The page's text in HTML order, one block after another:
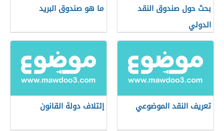
بحث حول صندوق النقد
الدولي
ما هو صندوق البريد
تعريف النقد الموضوعي إئتلاف دولة القانون